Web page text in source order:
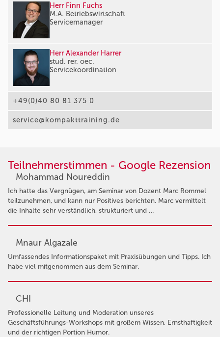
Herr Finn Fuchs
M.A. Betriebswirtschaft
Servicemanager
Herr Alexander Harrer
stud. rer. oec.
Servicekoordination
+49(0)40 80 81 375 0
service@kompakttraining.de
Teilnehmerstimmen - Google Rezension
Mohammad Noureddin
Ich hatte das Vergnügen, am Seminar von Dozent Marc Rommel
teilzunehmen, und kann nur Positives berichten. Marc vermittelt
die Inhalte sehr verständlich, strukturiert und …
Mnaur Algazale
Umfassendes Informationspaket mit Praxisübungen und Tipps. Ich
habe viel mitgenommen aus dem Seminar.
CHI
Professionelle Leitung und Moderation unseres
Geschäftsführungs-Workshops mit großem Wissen, Ernsthaftigkeit
und der richtigen Portion Humor.